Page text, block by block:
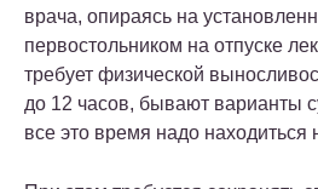
врача, опираясь на
первостольником на отпуске
требует физической
до 12 часов, бывают варианты
все это время надо находиться